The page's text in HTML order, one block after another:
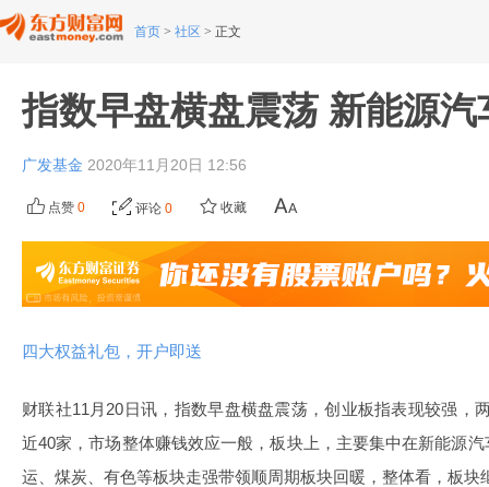
首页 > 社区 > 正文
指数早盘横盘震荡 新能源汽
广发基金 2020年11月20日 12:56
点赞 0 评论 0 收藏
四大权益礼包，开户即送
财联社11月20日讯，指数早盘横盘震荡，创业板指表现较强，
近40家，市场整体赚钱效应一般，板块上，主要集中在新能源
运、煤炭、有色等板块走强带领顺周期板块回暖，整体看，板块